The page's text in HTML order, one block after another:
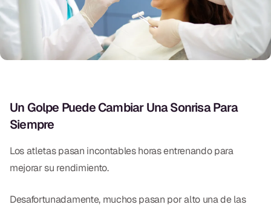
Programa Preventivo
Tratamiento de Conducto
Protectores Bucales Deportivos
All-on-4
All-on-6
Coronas y Fundas
Puentes Dentales
Un Golpe Puede Cambiar Una Sonrisa Para
Siempre
Los atletas pasan incontables horas entrenando para
mejorar su rendimiento.
Desafortunadamente, muchos pasan por alto una de las